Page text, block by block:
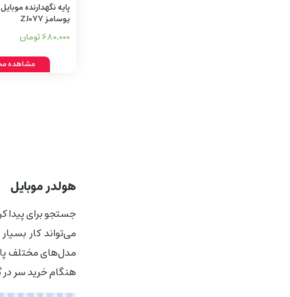
پایه نگهدارنده
یوسامز ZJ077
680,000 تومان
مشاهده
هولدر موبایل
جستجو برای پیدا
می‌تواند کار
مدل‌های مختلف
هنگام خرید سر در